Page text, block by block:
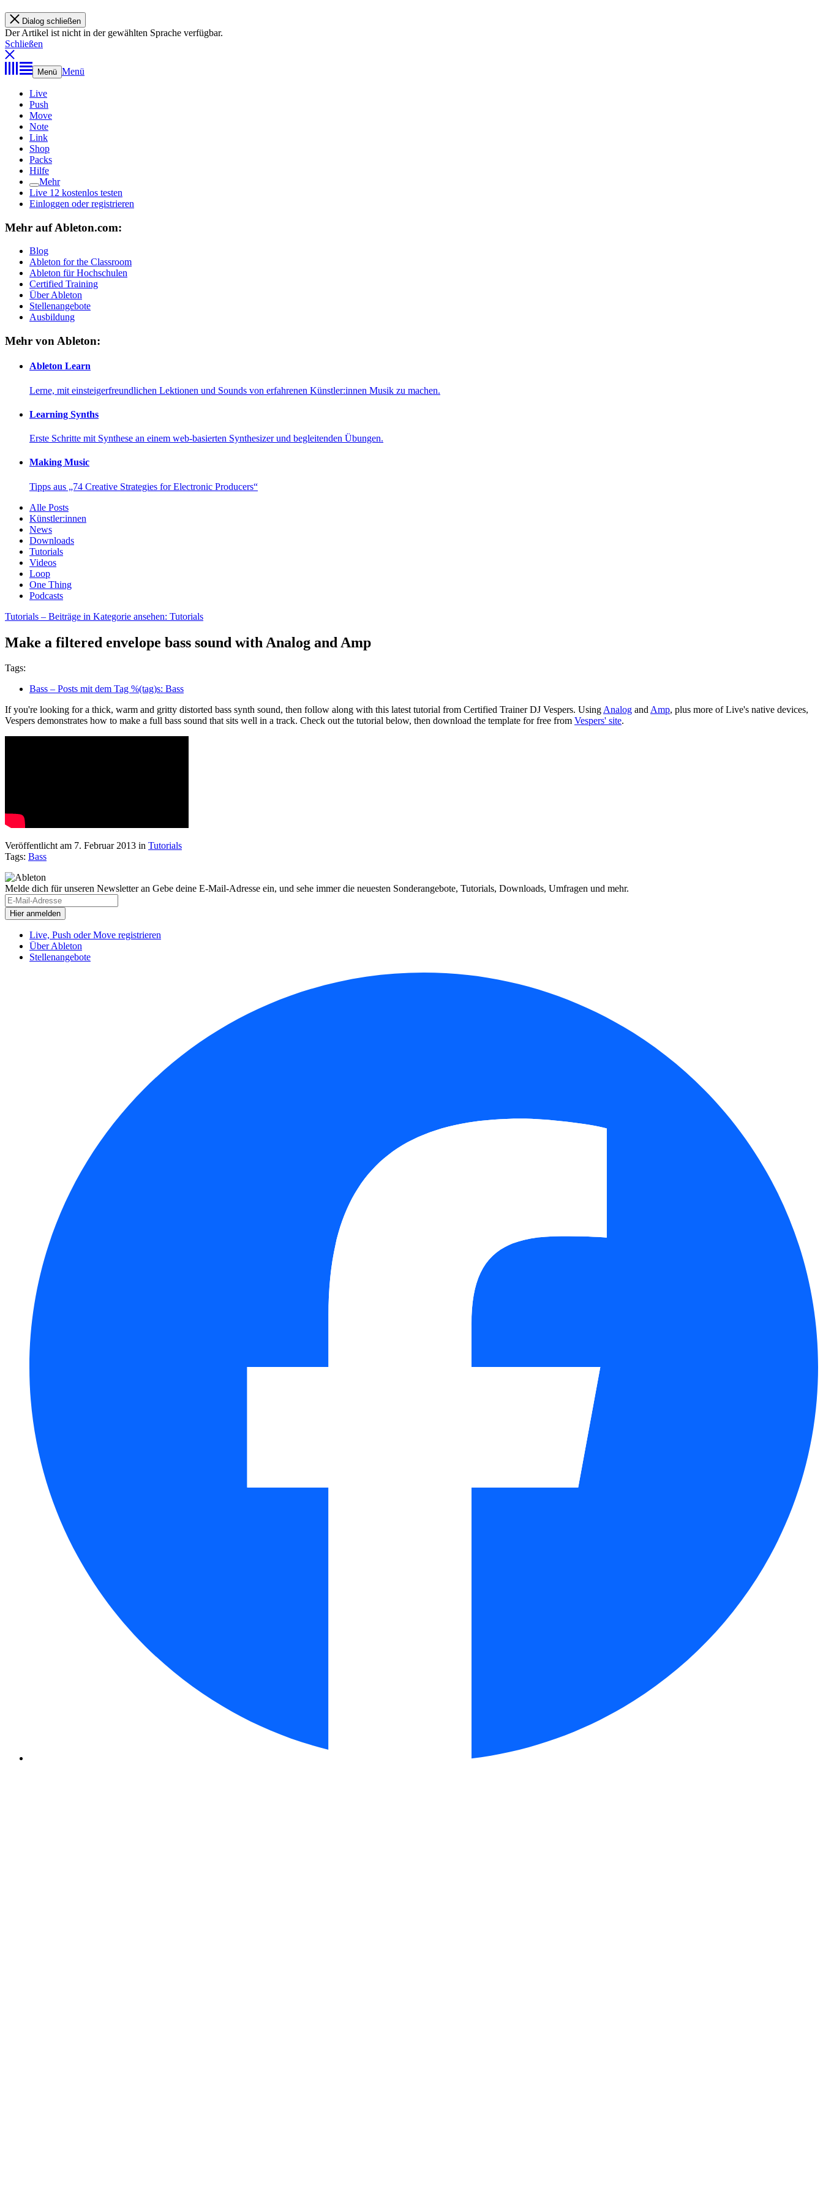
Dialog schließen
Der Artikel ist nicht in der gewählten Sprache verfügbar.
Schließen
Menü Menü
Live
Push
Move
Note
Link
Shop
Packs
Hilfe
Mehr
Live 12 kostenlos testen
Einloggen oder registrieren
Mehr auf Ableton.com:
Blog
Ableton for the Classroom
Ableton für Hochschulen
Certified Training
Über Ableton
Stellenangebote
Ausbildung
Mehr von Ableton:
Ableton Learn
Lerne, mit einsteigerfreundlichen Lektionen und Sounds von erfahrenen Künstler:innen Musik zu machen.
Learning Synths
Erste Schritte mit Synthese an einem web-basierten Synthesizer und begleitenden Übungen.
Making Music
Tipps aus „74 Creative Strategies for Electronic Producers“
Alle Posts
Künstler:innen
News
Downloads
Tutorials
Videos
Loop
One Thing
Podcasts
Tutorials – Beiträge in Kategorie ansehen: Tutorials
Make a filtered envelope bass sound with Analog and Amp
Tags:
Bass – Posts mit dem Tag %(tag)s: Bass
If you're looking for a thick, warm and gritty distorted bass synth sound, then follow along with this latest tutorial from Certified Trainer DJ Vespers. UsingAnalog andAmp, plus more of Live's native devices,
Vespers demonstrates how to make a full bass sound that sits well in a track. Check out the tutorial below, then download the template for free from Vespers' site.
Veröffentlicht am 7. Februar 2013 in Tutorials
Tags: Bass
Melde dich für unseren Newsletter an Gebe deine E-Mail-Adresse ein, und sehe immer die neuesten Sonderangebote, Tutorials, Downloads, Umfragen und mehr.
Live, Push oder Move registrieren
Über Ableton
Stellenangebote